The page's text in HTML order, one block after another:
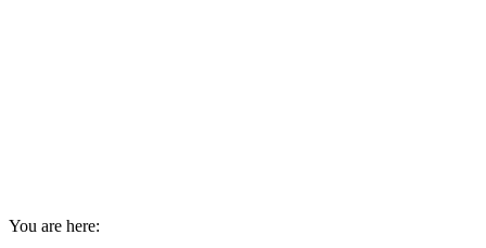
You are here: